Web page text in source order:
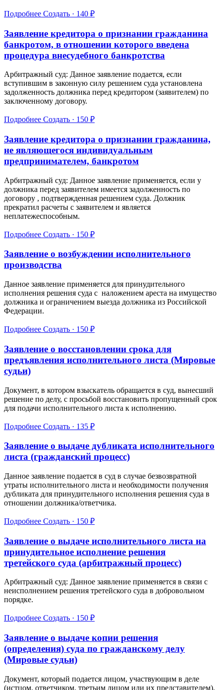
Подробнее Создать · 140 ₽
Заявление кредитора о признании гражданина
банкротом, в отношении которого введена
процедура внесудебного банкротства
Арбитражный суд: Данное заявление подается, если
вступившим в законную силу решением суда установлена
задолженность должника перед кредитором (заявителем) по
заключенному договору.
Подробнее Создать · 150 ₽
Заявление кредитора о признании гражданина,
не являющегося индивидуальным
предпринимателем, банкротом
Арбитражный суд: Данное заявление применяется, если у
должника перед заявителем имеется задолженность по
договору , подтвержденная решением суда. Должник
прекратил расчеты с заявителем и является
неплатежеспособным.
Подробнее Создать · 150 ₽
Заявление о возбуждении исполнительного
производства
Данное заявление применяется для принудительного
исполнения решения суда с наложением ареста на имущество
должника и ограничением выезда должника из Российской
Федерации.
Подробнее Создать · 150 ₽
Заявление о восстановлении срока для
предъявления исполнительного листа (Мировые
судьи)
Документ, в котором взыскатель обращается в суд, вынесший
решение по делу, с просьбой восстановить пропущенный срок
для подачи исполнительного листа к исполнению.
Подробнее Создать · 135 ₽
Заявление о выдаче дубликата исполнительного
листа (гражданский процесс)
Данное заявление подается в суд в случае безвозвратной
утраты исполнительного листа и необходимости получения
дубликата для принудительного исполнения решения суда в
отношении должника/ответчика.
Подробнее Создать · 150 ₽
Заявление о выдаче исполнительного листа на
принудительное исполнение решения
третейского суда (арбитражный процесс)
Арбитражный суд: Данное заявление применяется в связи с
неисполнением решения третейского суда в добровольном
порядке.
Подробнее Создать · 150 ₽
Заявление о выдаче копии решения
(определения) суда по гражданскому делу
(Мировые судьи)
Документ, который подается лицом, участвующим в деле
(истцом, ответчиком, третьим лицом или их представителем),